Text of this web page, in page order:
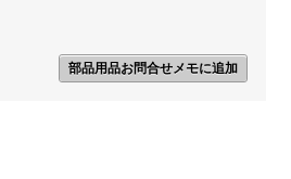
部品用品お問合せメモに追加